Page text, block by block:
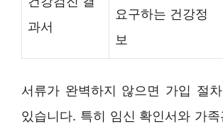
과서
요구하는 건강정
보
서류가 완벽하지 않으면 가입 절
있습니다. 특히 임신 확인서와 가